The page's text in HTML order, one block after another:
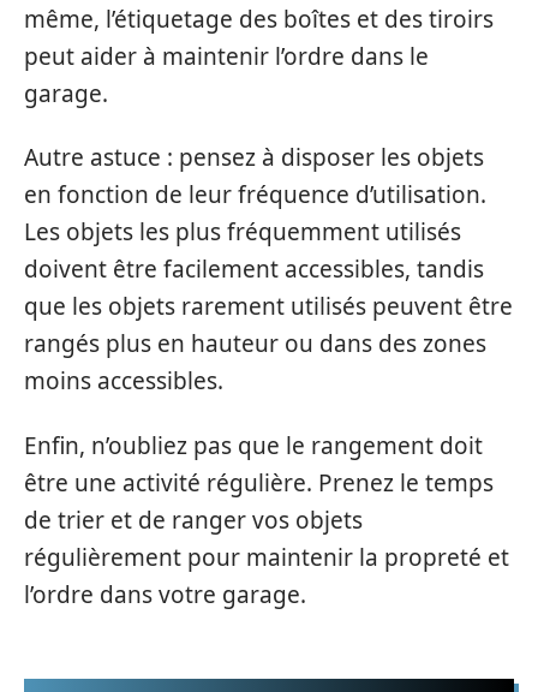
même, l’étiquetage des boîtes et des tiroirs
peut aider à maintenir l’ordre dans le
garage.
Autre astuce : pensez à disposer les objets
en fonction de leur fréquence d’utilisation.
Les objets les plus fréquemment utilisés
doivent être facilement accessibles, tandis
que les objets rarement utilisés peuvent être
rangés plus en hauteur ou dans des zones
moins accessibles.
Enfin, n’oubliez pas que le rangement doit
être une activité régulière. Prenez le temps
de trier et de ranger vos objets
régulièrement pour maintenir la propreté et
l’ordre dans votre garage.